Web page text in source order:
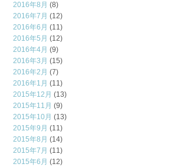
2016年8月 (8)
2016年7月 (12)
2016年6月 (11)
2016年5月 (12)
2016年4月 (9)
2016年3月 (15)
2016年2月 (7)
2016年1月 (11)
2015年12月 (13)
2015年11月 (9)
2015年10月 (13)
2015年9月 (11)
2015年8月 (14)
2015年7月 (11)
2015年6月 (12)